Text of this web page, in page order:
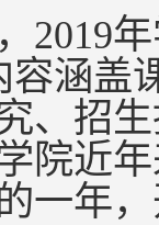
2019
容涵盖
、招
院近
一年